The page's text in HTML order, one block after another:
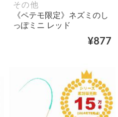
その他
《ペテモ限定》ネズミのし
っぽミニ レッド
¥877